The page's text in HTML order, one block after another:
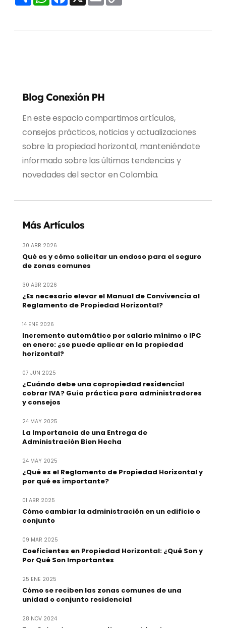
r
A
o
i
Blog Conexión PH
En este espacio compartimos artículos,
consejos prácticos, noticias y actualizaciones
sobre la propiedad horizontal, manteniéndote
informado sobre las últimas tendencias y
novedades del sector en Colombia.
Más Artículos
30 ABR 2026
Qué es y cómo solicitar un endoso para el seguro
de zonas comunes
30 ABR 2026
¿Es necesario elevar el Manual de Convivencia al
Reglamento de Propiedad Horizontal?
14 ENE 2026
Incremento automático por salario mínimo o IPC
en enero: ¿se puede aplicar en la propiedad
horizontal?
07 JUN 2025
¿Cuándo debe una copropiedad residencial
cobrar IVA? Guía práctica para administradores
y consejos
24 MAY 2025
La Importancia de una Entrega de
Administración Bien Hecha
24 MAY 2025
¿Qué es el Reglamento de Propiedad Horizontal y
por qué es importante?
01 ABR 2025
Cómo cambiar la administración en un edificio o
conjunto
09 MAR 2025
Coeficientes en Propiedad Horizontal: ¿Qué Son y
Por Qué Son Importantes
25 ENE 2025
Cómo se reciben las zonas comunes de una
unidad o conjunto residencial
28 NOV 2024